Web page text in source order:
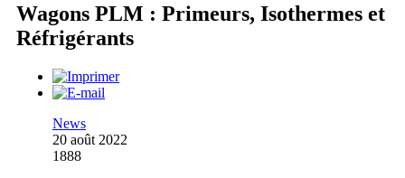
Wagons PLM : Primeurs, Isothermes et
Réfrigérants
News
20 août 2022
1888